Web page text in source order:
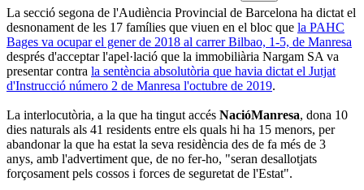
La secció segona de l'Audiència Provincial de Barcelona ha dictat el
desnonament de les 17 famílies que viuen en el bloc que la PAHC
Bages va ocupar el gener de 2018 al carrer Bilbao, 1-5, de Manresa
després d'acceptar l'apel·lació que la immobiliària Nargam SA va
presentar contra la sentència absolutòria que havia dictat el Jutjat
d'Instrucció número 2 de Manresa l'octubre de 2019.
La interlocutòria, a la que ha tingut accés NacióManresa, dona 10
dies naturals als 41 residents entre els quals hi ha 15 menors, per
abandonar la que ha estat la seva residència des de fa més de 3
anys, amb l'advertiment que, de no fer-ho, "seran desallotjats
forçosament pels cossos i forces de seguretat de l'Estat".